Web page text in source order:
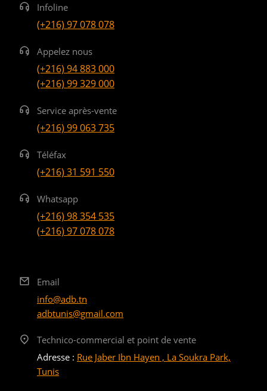
Infoline
(+216) 97 078 078
Appelez nous
(+216) 94 883 000
(+216) 99 329 000
Service après-vente
(+216) 99 063 735
Téléfax
(+216) 31 591 550
Whatsapp
(+216) 98 354 535
(+216) 97 078 078
Email
info@adb.tn
adbtunis@gmail.com
Technico-commercial et point de vente
Adresse : Rue Jaber Ibn Hayen , La Soukra Park,
Tunis